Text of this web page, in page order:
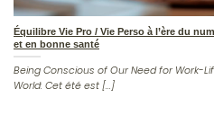
Équilibre Vie Pro / Vie Perso à l’ère du
et en bonne santé
Being Conscious of Our Need for Work-
World: Cet été est [...]